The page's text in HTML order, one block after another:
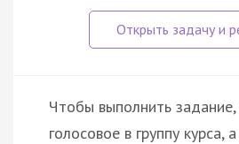
Чтобы выполнить
голосовое в группу курса,